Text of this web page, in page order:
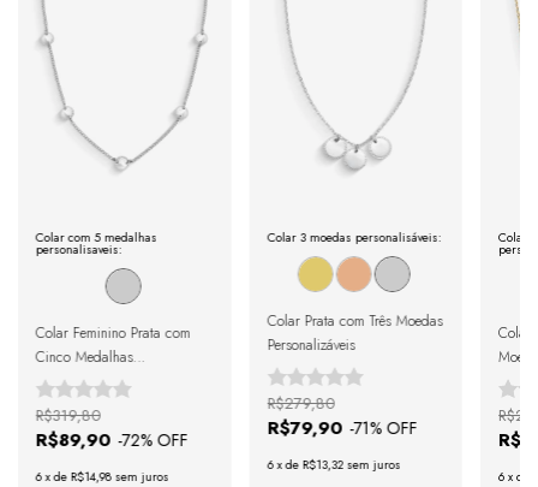
trocas ou estornos em produtos personalizados
Ajustes ou substituições só serão feitos em caso de
de fabricação
Após a confirmação de compra, a nota
fiscal será enviada em até um dia útil em seu e-mail.
Colar com 5 medalhas
personalisaveis:
Colar Feminino Prata com
Cinco Medalhas
Personalizáveis
R$89,90 -72% OFF
R$319,80
6 xde R$14,98 sem juros
Colar 3 moedas personalisáveis:
Colar Prata com Três Moedas
Personalizáveis
R$79,90 -71% OFF
R$279,80
6 xde R$13,32 sem juros
Colar
Colar
6 x de